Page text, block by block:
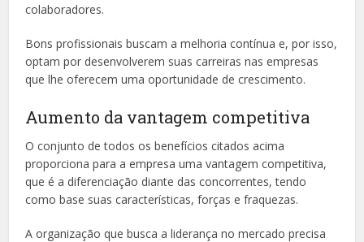
colaboradores.
Bons profissionais buscam a melhoria contínua e, por isso,
optam por desenvolverem suas carreiras nas empresas
que lhe oferecem uma oportunidade de crescimento.
Aumento da vantagem competitiva
O conjunto de todos os benefícios citados acima
proporciona para a empresa uma vantagem competitiva,
que é a diferenciação diante das concorrentes, tendo
como base suas características, forças e fraquezas.
A organização que busca a liderança no mercado precisa